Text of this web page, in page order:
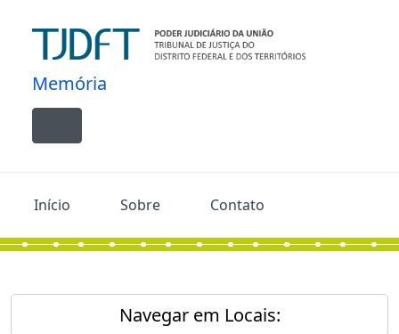
Memória
Toggle navigation
Início Sobre Contato
Navegar em Locais: